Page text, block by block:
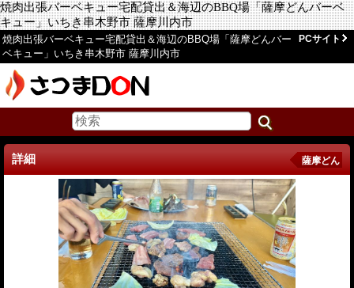
焼肉出張バーベキュー宅配貸出＆海辺のBBQ場「薩摩どんバーベ
キュー」いちき串木野市 薩摩川内市
焼肉出張バーベキュー宅配貸出＆海辺のBBQ場「薩摩どんバー
ベキュー」いちき串木野市 薩摩川内市
PCサイト
詳細 薩摩どん